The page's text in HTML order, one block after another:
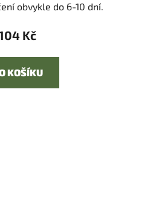
obvykle do 6-10 dní.
Kč
KOŠÍKU